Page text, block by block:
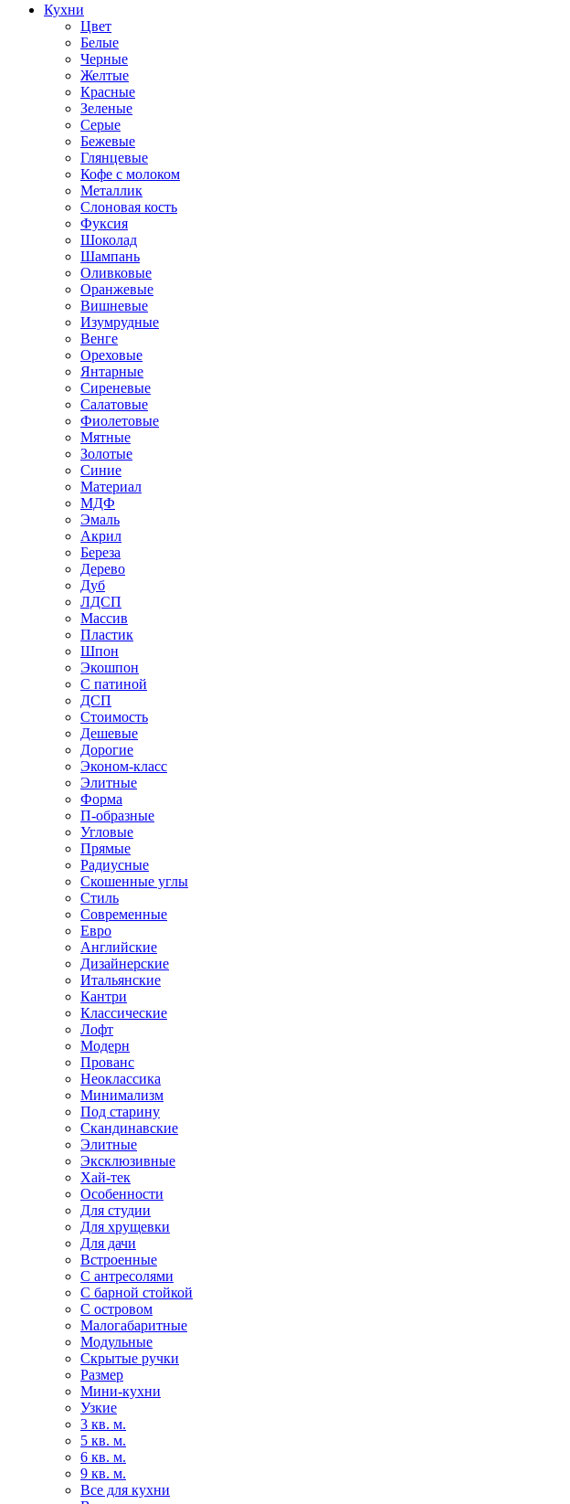
Кухни
Цвет
Белые
Черные
Желтые
Красные
Зеленые
Серые
Бежевые
Глянцевые
Кофе с молоком
Металлик
Слоновая кость
Фуксия
Шоколад
Шампань
Оливковые
Оранжевые
Вишневые
Изумрудные
Венге
Ореховые
Янтарные
Сиреневые
Салатовые
Фиолетовые
Мятные
Золотые
Синие
Материал
МДФ
Эмаль
Акрил
Береза
Дерево
Дуб
ЛДСП
Массив
Пластик
Шпон
Экошпон
С патиной
ДСП
Стоимость
Дешевые
Дорогие
Эконом-класс
Элитные
Форма
П-образные
Угловые
Прямые
Радиусные
Скошенные углы
Стиль
Современные
Евро
Английские
Дизайнерские
Итальянские
Кантри
Классические
Лофт
Модерн
Прованс
Неоклассика
Минимализм
Под старину
Скандинавские
Элитные
Эксклюзивные
Хай-тек
Особенности
Для студии
Для хрущевки
Для дачи
Встроенные
С антресолями
С барной стойкой
С островом
Малогабаритные
Модульные
Скрытые ручки
Размер
Мини-кухни
Узкие
3 кв. м.
5 кв. м.
6 кв. м.
9 кв. м.
Все для кухни